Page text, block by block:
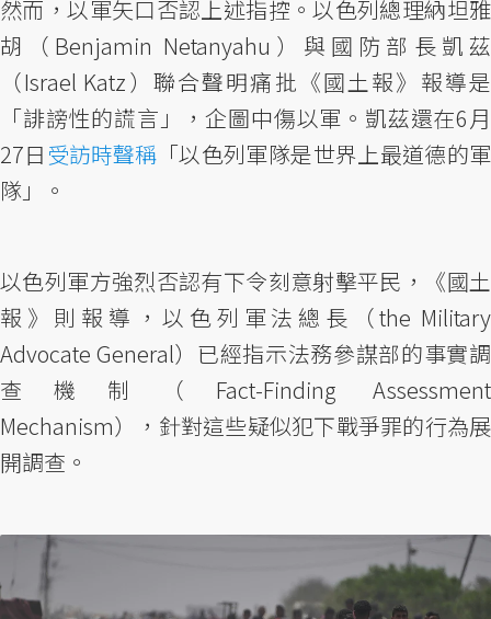
然而，以軍矢口否認上述指控。以色列總理納坦雅
胡（Benjamin Netanyahu）與國防部長凱茲
（Israel Katz）聯合聲明痛批《國土報》報導是
「誹謗性的謊言」，企圖中傷以軍。凱茲還在6月
27日 受訪時聲稱「以色列軍隊是世界上最道德的軍
隊」。
以色列軍方強烈否認有下令刻意射擊平民，《國土
報》則報導，以色列軍法總長（the Military
Advocate General）已經指示法務參謀部的事實調
查機制（Fact-Finding Assessment
Mechanism），針對這些疑似犯下戰爭罪的行為展
開調查。